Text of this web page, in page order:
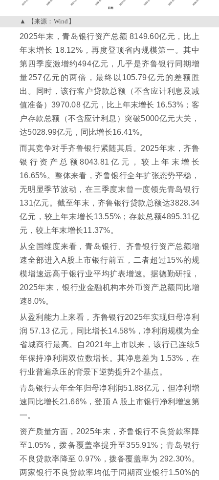
【来源：Wind】
2025年末，青岛银行资产总额 8149.60亿元，比上
年末增长 18.12%，再度登顶省内规模第一。其中
第四季度激增约494亿元，几乎是齐鲁银行同期增
量257亿元的两倍，最终以105.79亿元的差额胜
出。同时，该行客户贷款总额（不含应计利息及减
值准备）3970.08 亿元，比上年末增长 16.53%；客
户存款总额（不含应计利息）突破5000亿元大关，
达5028.99亿元，同比增长16.41%。
而其竞争对手齐鲁银行紧随其后。2025年末，齐鲁
银行资产总额8043.81亿元，较上年末增长
16.65%。整体来看，齐鲁银行全年扩张态势平稳，
无明显季节波动，在三季度末曾一度领先青岛银行
131亿元。截至年末，齐鲁银行贷款总额达3828.34
亿元，较上年末增长13.55%；存款总额4895.31亿
元，较上年末增长11.37%。
从全国维度来看，青岛银行、齐鲁银行资产总额增
速全部进入A股上市银行前五，二者超过15%的规
模增速远高于银行业平均扩表增速。据德勤研报，
2025年末，银行业金融机构本外币资产总额同比增
速8.0%。
从盈利能力上来看，齐鲁银行2025年实现归母净利
润 57.13 亿元，同比增长14.58%，净利润规模为全
省城商行最高。自2021年上市以来，该行已连续5
年保持净利润双位数增长。其净息差为 1.53%，在
行业普遍承压的背景下逆势提升2个基点。
青岛银行去年全年归母净利润51.88亿元，但净利增
速同比增长21.66%，登顶 A 股上市银行净利增速第
一。
资产质量方面，2025年末，齐鲁银行不良贷款率降
至1.05%，拨备覆盖率提升至355.91%；青岛银行
不良贷款率降至 0.97%，拨备覆盖率为 292.30%。
两家银行不良贷款率均低于同期商业银行1.50%的